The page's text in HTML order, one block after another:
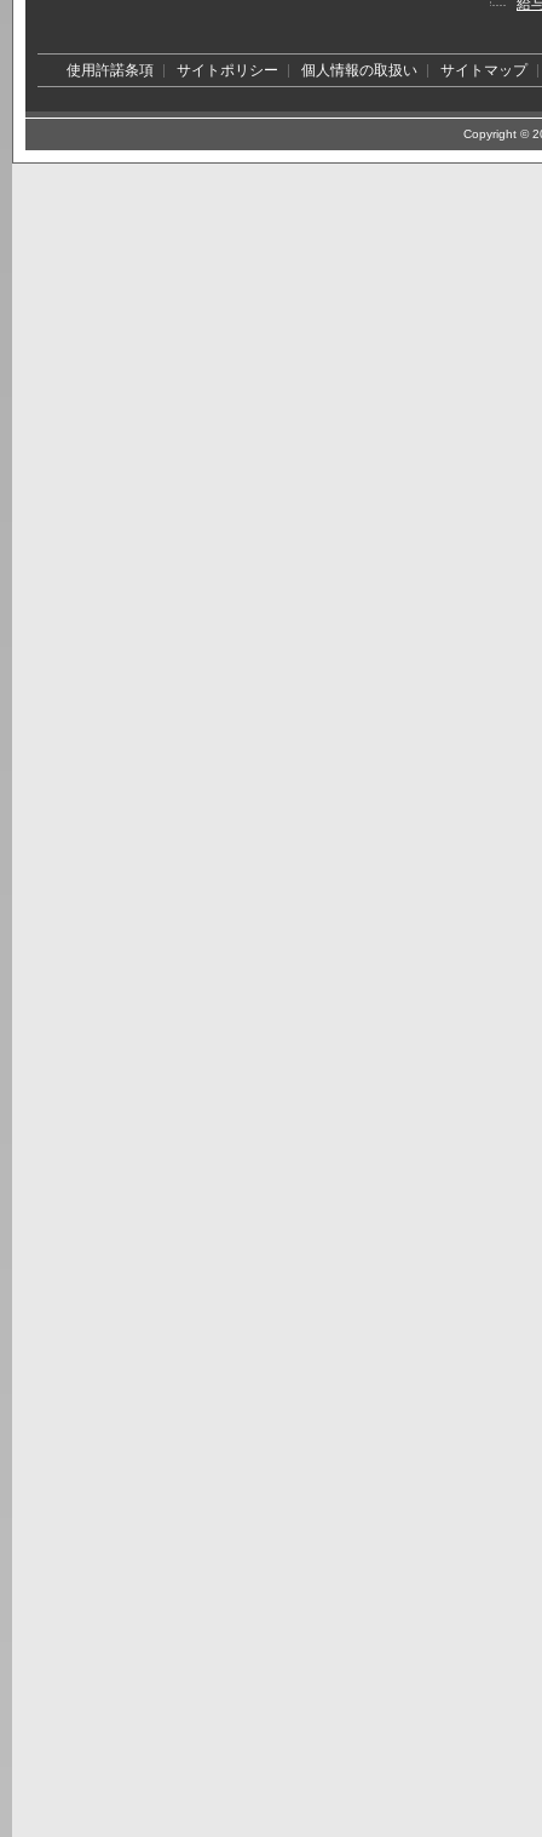
給
使用許諾条項 サイトポリシー 個人情報の取扱い サイトマップ
Copyright ©